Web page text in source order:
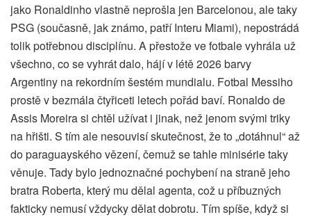
jako Ronaldinho vlastně neprošla jen Barcelonou, ale taky
PSG (současně, jak známo, patří Interu Miami), nepostrádá
tolik potřebnou disciplínu. A přestože ve fotbale vyhrála už
všechno, co se vyhrát dalo, hájí v létě 2026 barvy
Argentiny na rekordním šestém mundialu. Fotbal Messiho
prostě v bezmála čtyřiceti letech pořád baví. Ronaldo de
Assis Moreira si chtěl užívat i jinak, než jenom svými triky
na hřišti. S tím ale nesouvisí skutečnost, že to „dotáhnul“ až
do paraguayského vězení, čemuž se tahle minisérie taky
věnuje. Tady bylo jednoznačné pochybení na straně jeho
bratra Roberta, který mu dělal agenta, což u příbuzných
fakticky nemusí vždycky dělat dobrotu. Tím spíše, když si